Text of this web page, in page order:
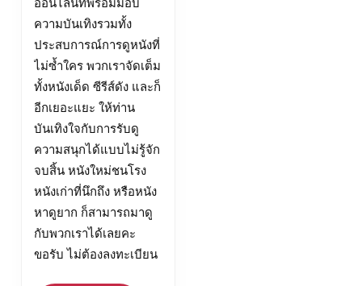
ออนไลน์ที่พร้อมมอบ
ความบันเทิงรวมทั้ง
ประสบการณ์การดูหนังที่
ไม่ซ้ำใคร พวกเราจัดเต็ม
ทั้งหนังเด็ด ซีรีส์ดัง และก็
อีกเยอะแยะ ให้ท่าน
บันเทิงใจกับการรับดู
ความสนุกได้แบบไม่รู้จัก
จบสิ้น หนังใหม่ชนโรง
หนังเก่าที่นึกถึง หรือหนัง
หาดูยาก ก็สามารถมาดู
กับพวกเราได้เลยคะ
ขอรับ ไม่ต้องลงทะเบียน